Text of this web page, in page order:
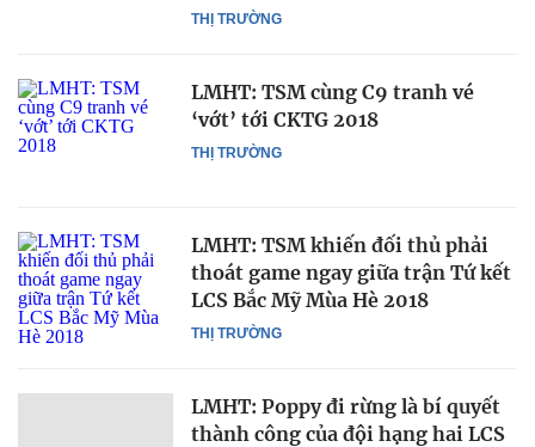
THỊ TRƯỜNG
THỊ TRƯỜNG
LMHT: TSM cùng C9 tranh vé
‘vớt’ tới CKTG 2018
THỊ TRƯỜNG
LMHT: TSM khiến đối thủ phải
thoát game ngay giữa trận Tứ kết
LCS Bắc Mỹ Mùa Hè 2018
LMHT: Poppy đi rừng là bí quyết
thành công của đội hạng hai LCS